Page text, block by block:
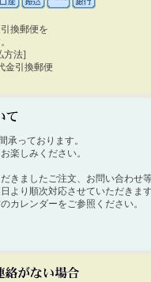
換郵便を
方法]
金引換郵便
承っております。
楽しみください。
きましたご注文、お問い合わせ
より順次対応させていただきま
カレンダーをご参照ください。